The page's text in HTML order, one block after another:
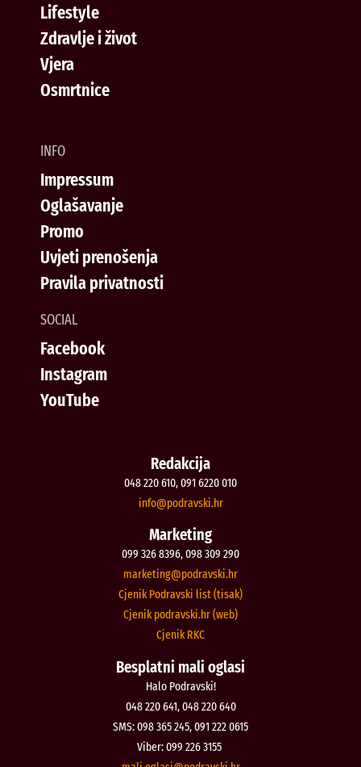
Lifestyle
Zdravlje i život
Vjera
Osmrtnice
INFO
Impressum
Oglašavanje
Promo
Uvjeti prenošenja
Pravila privatnosti
SOCIAL
Facebook
Instagram
YouTube
Redakcija
048 220 610, 091 6220 010
rh.iksvardop
@ofni
Marketing
099 326 8396, 098 309 290
rh.iksvardop
@gnitekram
Cjenik Podravski list (tisak)
Cjenik podravski.hr (web)
Cjenik RKC
Besplatni mali oglasi
Halo Podravski!
048 220 641, 048 220 640
SMS: 098 365 245, 091 222 0615
Viber: 099 226 3155